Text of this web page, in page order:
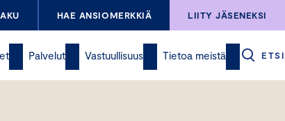
HAE ANSIOMERKKIÄ LIITY JÄSENEKSI
Palvelut Vastuullisuus Tietoa meistä ETSI